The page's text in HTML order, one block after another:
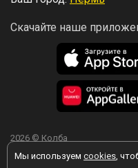
Мы используем cookies,
Скачайте наше
2026 © Колба